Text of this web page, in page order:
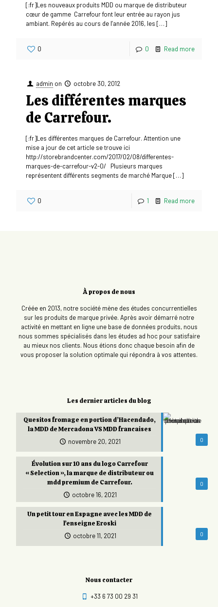
[:fr]Les nouveaux produits MDD ou marque de distributeur
cœur de gamme Carrefour font leur entrée au rayon jus
ambiant. Repérés au cours de l’année 2016, les […]
0 0 Read more
admin on octobre 30, 2012
Les différentes marques
de Carrefour.
[:fr]Les différentes marques de Carrefour. Attention une
mise a jour de cet article se trouve ici
http://storebrandcenter.com/2017/02/08/differentes-
marques-de-carrefour-v2-0/ Plusieurs marques
représentent différents segments de marché Marque[…]
0 1 Read more
À propos de nous
Créée en 2013, notre société mène des études concurrentielles
sur les produits de marque privée. Après avoir démarré notre
activité en mettant en ligne une base de données produits, nous
nous sommes spécialisés dans les études ad hoc pour satisfaire
au mieux nos clients. Nous étions donc chaque besoin afin de
vous proposer la solution optimale qui répondra à vos attentes.
Les dernier articles du blog
0
Quesitos fromage en portion d’Hacendado,
la MDD de Mercadona VS MDD francaises
novembre 20, 2021
0
Évolution sur 10 ans du logo Carrefour
« Selection », la marque de distributeur ou
mdd premium de Carrefour.
octobre 16, 2021
0
Un petit tour en Espagne avec les MDD de
l’enseigne Eroski
octobre 11, 2021
Nous contacter
+33 6 73 00 29 31